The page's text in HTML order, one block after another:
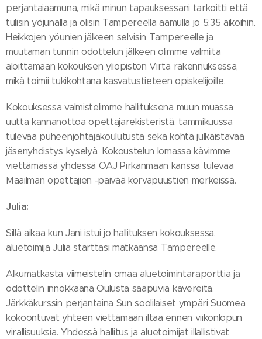
perjantaiaamuna, mikä minun tapauksessani tarkoitti että
tulisin yöjunalla ja olisin Tampereella aamulla jo 5:35 aikoihin.
Heikkojen yöunien jälkeen selvisin Tampereelle ja
muutaman tunnin odottelun jälkeen olimme valmiita
aloittamaan kokouksen yliopiston Virta rakennuksessa,
mikä toimii tukikohtana kasvatustieteen opiskelijoille.
Kokouksessa valmistelimme hallituksena muun muassa
uutta kannanottoa opettajarekisteristä, tammikuussa
tulevaa puheenjohtajakoulutusta sekä kohta julkaistavaa
jäsenyhdistys kyselyä. Kokoustelun lomassa kävimme
viettämässä yhdessä OAJ Pirkanmaan kanssa tulevaa
Maailman opettajien -päivää korvapuustien merkeissä.
Julia:
Sillä aikaa kun Jani istui jo hallituksen kokouksessa,
aluetoimija Julia starttasi matkaansa Tampereelle.
Alkumatkasta viimeistelin omaa aluetoimintaraporttia ja
odottelin innokkaana Oulusta saapuvia kavereita.
Järkkäkurssin perjantaina Sun soolilaiset ympäri Suomea
kokoontuvat yhteen viettämään iltaa ennen viikonlopun
virallisuuksia. Yhdessä hallitus ja aluetoimijat illallistivat